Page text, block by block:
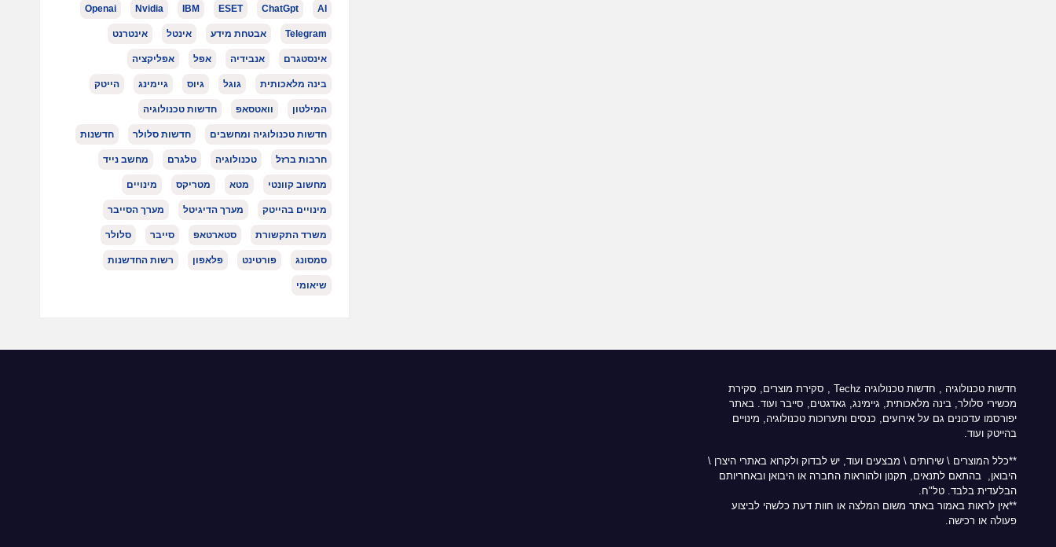
AI
ChatGpt
ESET
IBM
Nvidia
Openai
Telegram אבטחת מידע אינטל אינטרנט
אינסטגרם אנבידיה אפל אפליקציה
בינה מלאכותית גוגל גיוס גיימינג הייטק
המילטון וואטסאפ חדשות טכנולוגיה
חדשות טכנולוגיה ומחשבים חדשות סלולר חדשנות
חרבות ברזל טכנולוגיה טלגרם מחשב נייד
מחשוב קוונטי מטא מטריקס מינויים
מינויים בהייטק מערך הדיגיטל מערך הסייבר
משרד התקשורת סטארטאפ סייבר סלולר
סמסונג פורטינט פלאפון רשות החדשנות
שיאומי
חדשות טכנולוגיה , חדשות טכנולוגיה Techz
, סקירת מוצרים, סקירת
מכשירי סלולר, בינה מלאכותית, גיימינג, גאדגטים, סייבר ועוד. באתר
יפורסמו עדכונים גם על אירועים, כנסים ותערוכות טכנולוגיה, מינויים
בהייטק ועוד.
**כלל המוצרים \ שירותים \ מבצעים ועוד, יש לבדוק ולקרוא באתרי היצרן \
היבואן, בהתאם לתנאים, תקנון ולהוראות החברה או היבואן ובאחריותם
הבלעדית בלבד. טל"ח.
**אין לראות באמור באתר משום המלצה או חוות דעת כלשהי לביצוע
פעולה או רכישה.